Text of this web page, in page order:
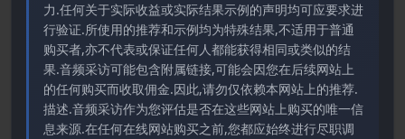
力.任何关于实际收益或实际结果示例的声明均可应要求进
行验证.所使用的推荐和示例均为特殊结果,不适用于普通
购买者,亦不代表或保证任何人都能获得相同或类似的结
果.音频采访可能包含附属链接,可能会因您在后续网站上
的任何购买而收取佣金.因此,请勿仅依赖本网站上的推荐.
描述.音频采访作为您评估是否在这些网站上购买的唯一信
息来源.在任何在线网站购买之前,您都应始终进行尽职调